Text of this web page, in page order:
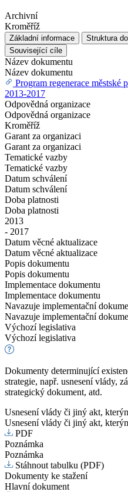
Archivní
Kroměříž
Základní informace Struktura
Související cíle
Název dokumentu
Název dokumentu
Program regenerace městské
2013-2017
Odpovědná organizace
Odpovědná organizace
Kroměříž
Garant za organizaci
Garant za organizaci
Tematické vazby
Tematické vazby
Datum schválení
Datum schválení
Doba platnosti
Doba platnosti
2013
- 2017
Datum věcné aktualizace
Datum věcné aktualizace
Popis dokumentu
Popis dokumentu
Implementace dokumentu
Implementace dokumentu
Navazuje implementační
Navazuje implementační
Výchozí legislativa
Výchozí legislativa
Dokumenty determinující
strategie, např. usnesení vlády,
strategický dokument, atd.
Usnesení vlády či jiný akt,
Usnesení vlády či jiný akt,
PDF
Poznámka
Poznámka
Stáhnout tabulku (PDF)
Dokumenty ke stažení
Hlavní dokument